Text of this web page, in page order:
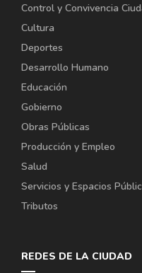
Control y Convivencia
Cultura
Deportes
Desarrollo Humano
Educación
Gobierno
Obras Públicas
Producción y Empleo
Salud
Servicios y Espacios
Tributos
REDES DE LA CIUDAD